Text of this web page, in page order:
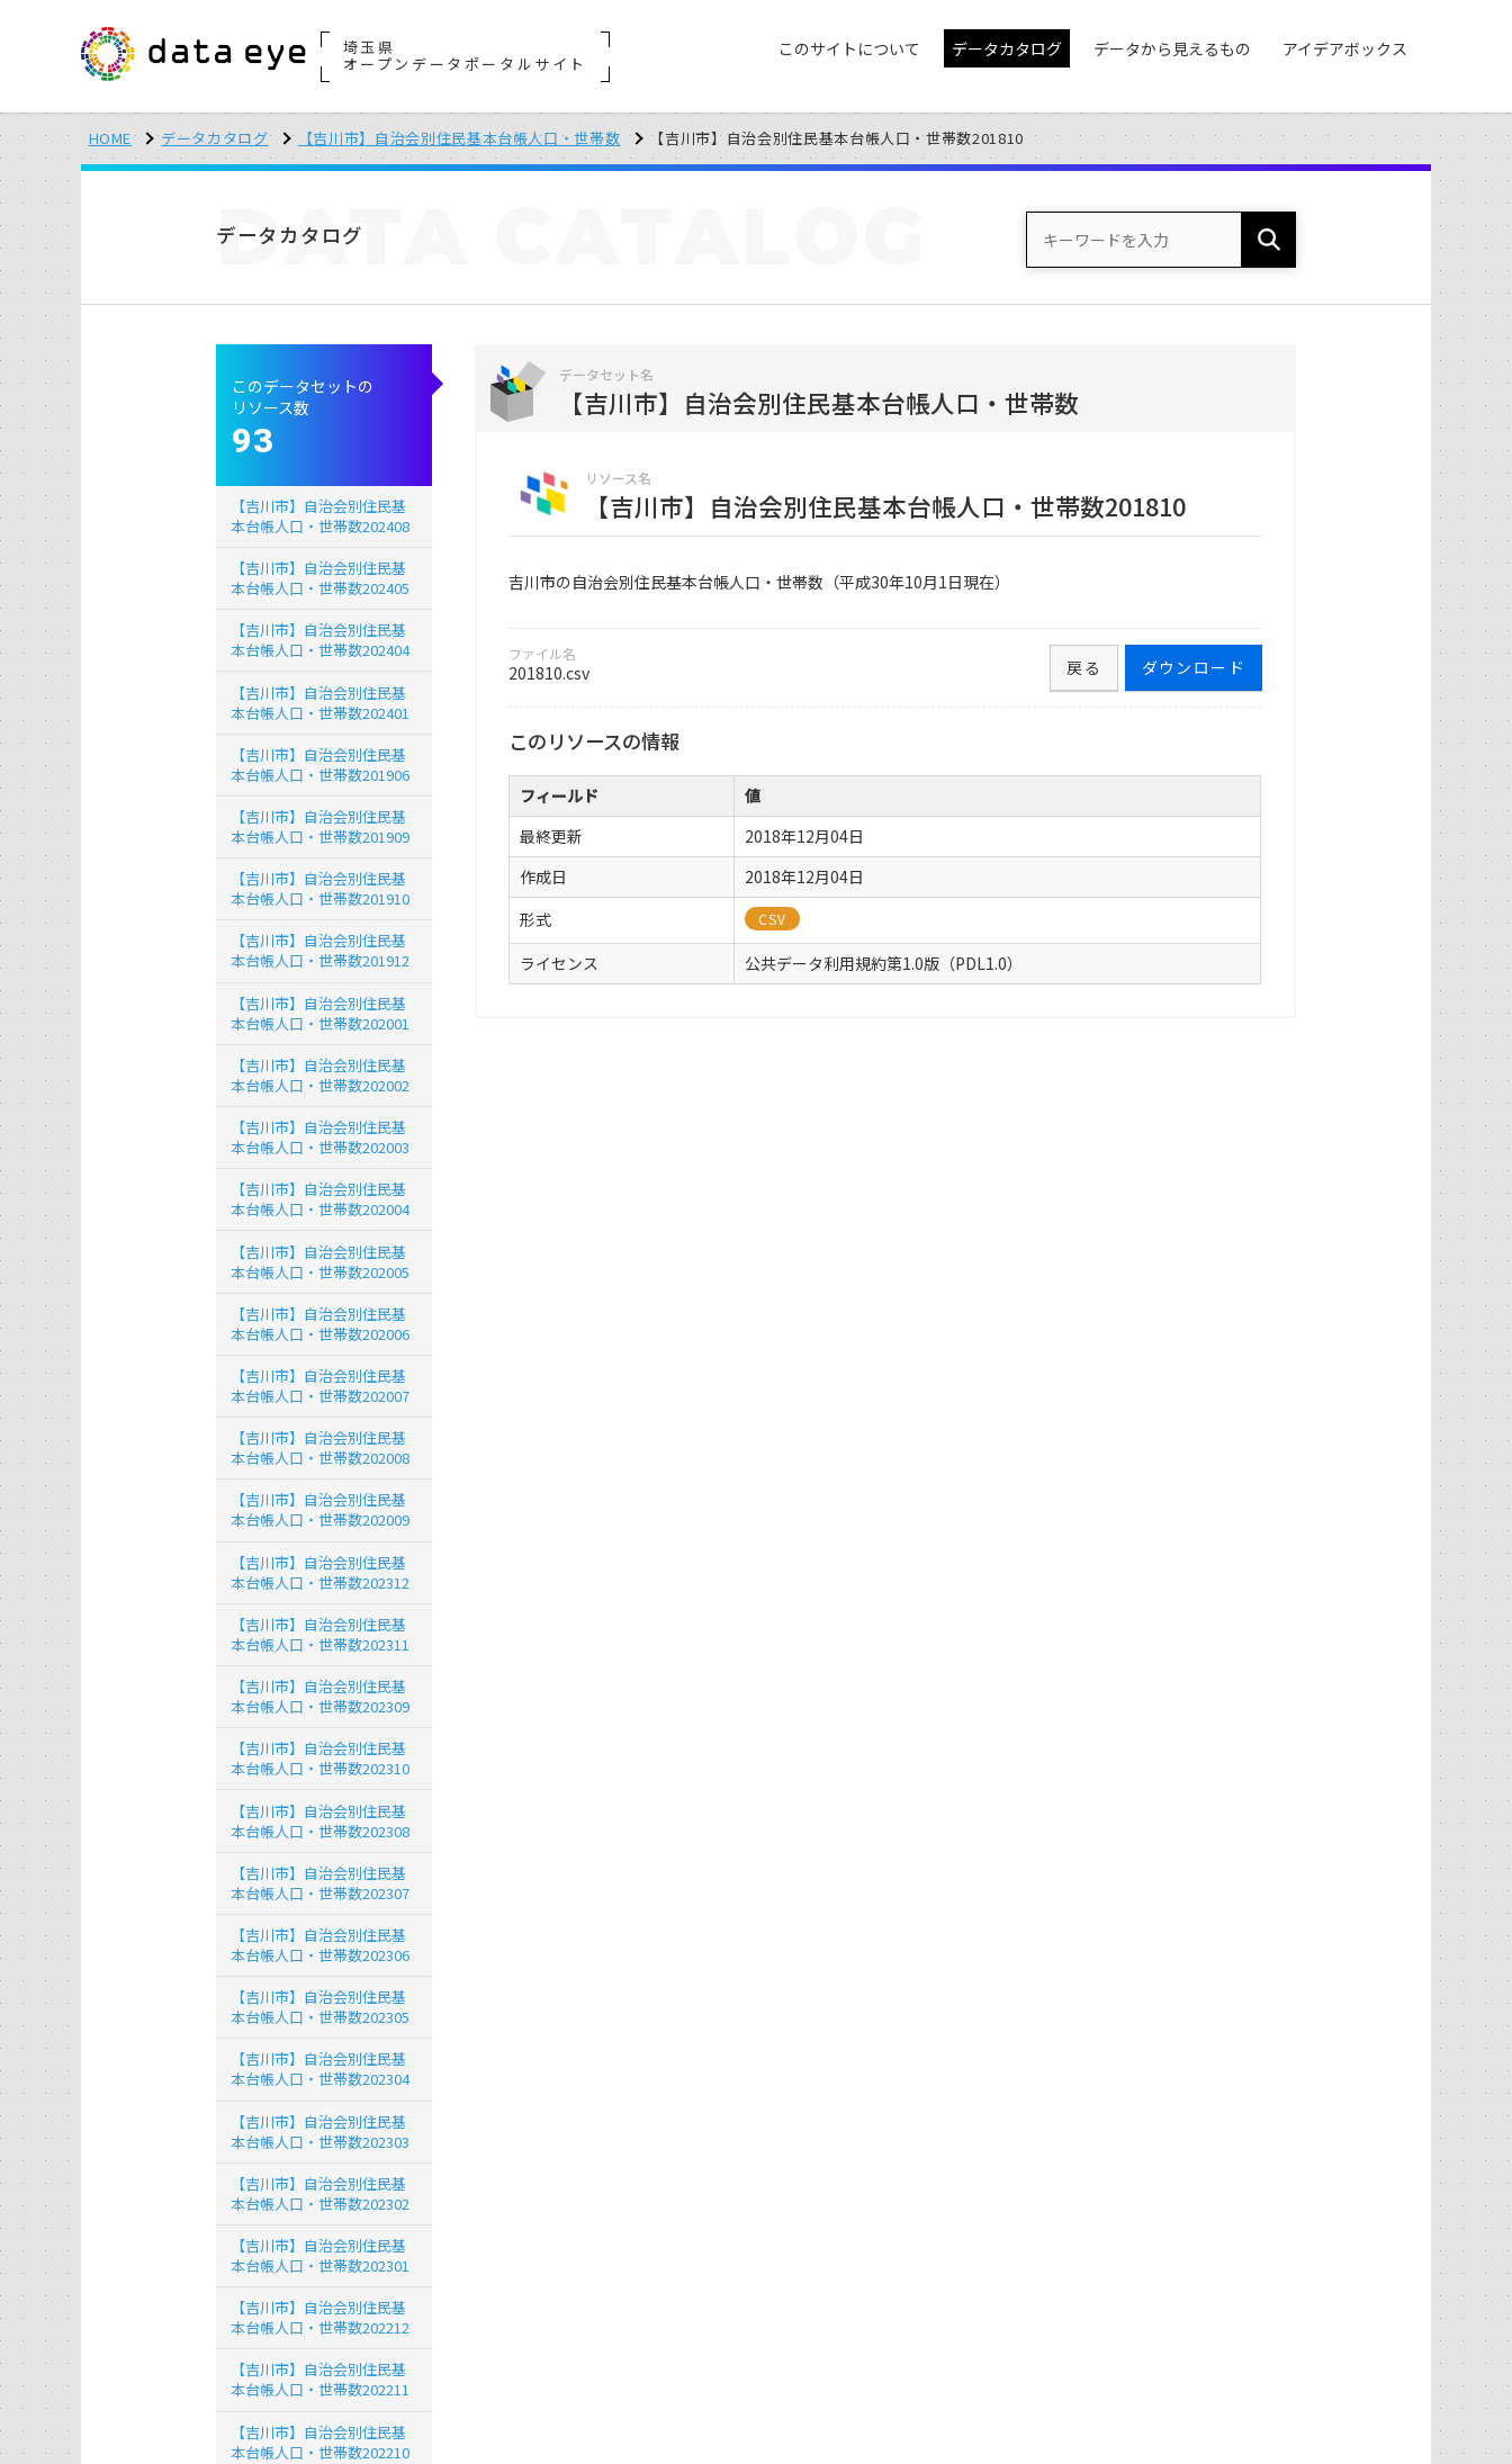
埼玉県
オープンデータポータルサイト
このサイトについて データカタログ データから見えるもの アイデアボックス
HOME データカタログ 【吉川市】自治会別住民基本台帳人口・世帯数 【吉川市】自治会別住民基本台帳人口・世帯数201810
データカタログ
DATA
データセット名
【吉川市】自治会別住民基本台帳人口・世帯数
リソース名
【吉川市】自治会別住民基本台帳人口・世帯数201810
吉川市の自治会別住民基本台帳人口・世帯数（平成30年10月1日現在）
ファイル名
201810.csv ダウンロード
戻る
このリソースの情報
フィールド
値
最終更新
2018年12月04日
作成日
2018年12月04日
形式
CSV
ライセンス 公共データ利用規約第1.0版（PDL1.0）
このデータセットの
リソース数
93
【吉川市】自治会別住民基
本台帳人口・世帯数202408
【吉川市】自治会別住民基
本台帳人口・世帯数202405
【吉川市】自治会別住民基
本台帳人口・世帯数202404
【吉川市】自治会別住民基
本台帳人口・世帯数202401
【吉川市】自治会別住民基
本台帳人口・世帯数201906
【吉川市】自治会別住民基
本台帳人口・世帯数201909
【吉川市】自治会別住民基
本台帳人口・世帯数201910
【吉川市】自治会別住民基
本台帳人口・世帯数201912
【吉川市】自治会別住民基
本台帳人口・世帯数202001
【吉川市】自治会別住民基
本台帳人口・世帯数202002
【吉川市】自治会別住民基
本台帳人口・世帯数202003
【吉川市】自治会別住民基
本台帳人口・世帯数202004
【吉川市】自治会別住民基
本台帳人口・世帯数202005
【吉川市】自治会別住民基
本台帳人口・世帯数202006
【吉川市】自治会別住民基
本台帳人口・世帯数202007
【吉川市】自治会別住民基
本台帳人口・世帯数202008
【吉川市】自治会別住民基
本台帳人口・世帯数202009
【吉川市】自治会別住民基
本台帳人口・世帯数202312
【吉川市】自治会別住民基
本台帳人口・世帯数202311
【吉川市】自治会別住民基
本台帳人口・世帯数202309
【吉川市】自治会別住民基
本台帳人口・世帯数202310
【吉川市】自治会別住民基
本台帳人口・世帯数202308
【吉川市】自治会別住民基
本台帳人口・世帯数202307
【吉川市】自治会別住民基
本台帳人口・世帯数202306
【吉川市】自治会別住民基
本台帳人口・世帯数202305
【吉川市】自治会別住民基
本台帳人口・世帯数202304
【吉川市】自治会別住民基
本台帳人口・世帯数202303
【吉川市】自治会別住民基
本台帳人口・世帯数202302
【吉川市】自治会別住民基
本台帳人口・世帯数202301
【吉川市】自治会別住民基
本台帳人口・世帯数202212
【吉川市】自治会別住民基
本台帳人口・世帯数202211
【吉川市】自治会別住民基
本台帳人口・世帯数202210